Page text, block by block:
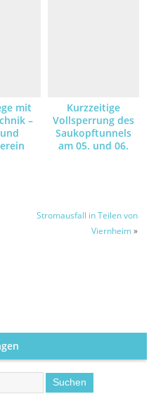
mit
–
mit
Kurzzeitige
Vollsperrung des
Saukopftunnels
am 05. und 06.
ist ausgeschildert
Stromausfall in Teilen von
Viernheim»